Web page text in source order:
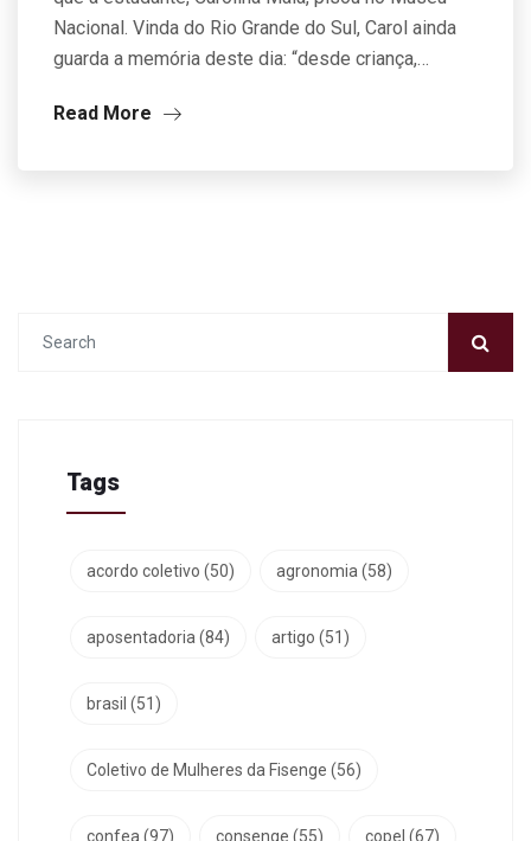
Nacional. Vinda do Rio Grande do Sul, Carol ainda
guarda a memória deste dia: “desde criança,…
Read More
Tags
acordo coletivo (50) agronomia (58)
aposentadoria (84) artigo (51)
brasil (51)
Coletivo de Mulheres da Fisenge (56)
confea (97) consenge (55) copel (67)